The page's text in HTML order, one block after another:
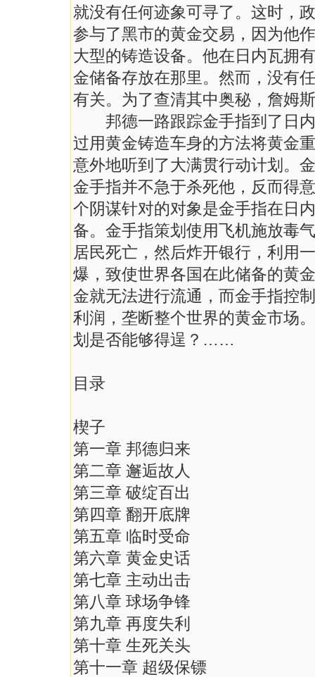
就没有任何迹象可寻了。这时，
参与了黑市的黄金交易，因为他
大型的铸造设备。他在日内瓦拥
金储备存放在那里。然而，没有
有关。为了查清其中奥秘，詹姆
邦德一路跟踪金手指到了日内
过用黄金铸造车身的方法将黄金
意外地听到了大满贯行动计划。
金手指并不急于杀死他，反而得
个阴谋针对的对象是金手指在日
备。金手指策划使用飞机施放毒
居民死亡，然后炸开银行，利用
爆，致使世界各国在此储备的黄
金就无法进行流通，而金手指控
利润，垄断整个世界的黄金市场
划是否能够得逞？……
目录
楔子
第一章 邦德归来
第二章 邂逅故人
第三章 破绽百出
第四章 翻开底牌
第五章 临时受命
第六章 黄金史话
第七章 主动出击
第八章 球场争锋
第九章 再度失利
第十章 生死关头
第十一章 超级保镖